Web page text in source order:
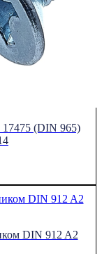
(DIN 965)
DIN 912 A2